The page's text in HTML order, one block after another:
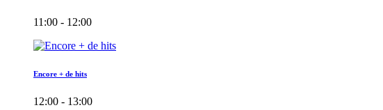
11:00 - 12:00
Encore + de hits
12:00 - 13:00